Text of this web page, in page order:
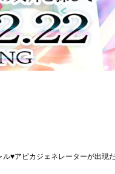
♥アピカジェネレーターが出現